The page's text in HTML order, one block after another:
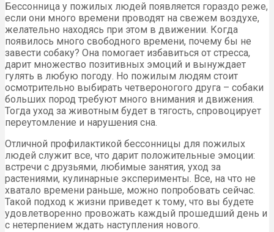
Бессонница у пожилых людей появляется гораздо реже,
если они много времени проводят на свежем воздухе,
желательно находясь при этом в движении. Когда
появилось много свободного времени, почему бы не
завести собаку? Она помогает избавиться от стресса,
дарит множество позитивных эмоций и вынуждает
гулять в любую погоду. Но пожилым людям стоит
осмотрительно выбирать четвероногого друга – собаки
больших пород требуют много внимания и движения.
Тогда уход за животным будет в тягость, спровоцирует
переутомление и нарушения сна.
Отличной профилактикой бессонницы для пожилых
людей служит все, что дарит положительные эмоции:
встречи с друзьями, любимые занятия, уход за
растениями, кулинарные эксперименты. Все, на что не
хватало времени раньше, можно попробовать сейчас.
Такой подход к жизни приведет к тому, что вы будете
удовлетворенно провожать каждый прошедший день и
с нетерпением ждать наступления нового.